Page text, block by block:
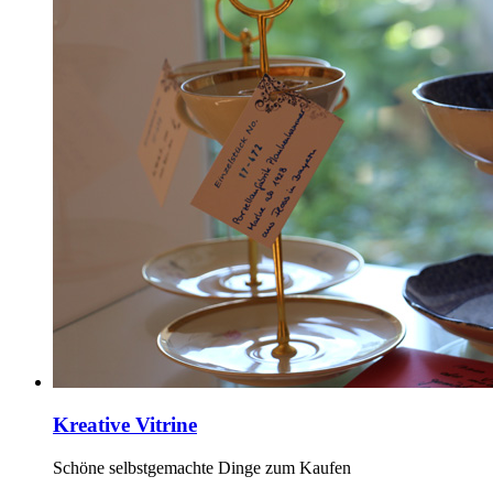
Kreative Vitrine
Schöne selbstgemachte Dinge zum Kaufen